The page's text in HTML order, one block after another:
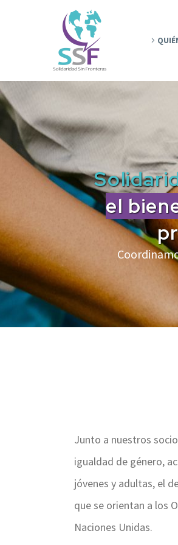
el
Junto a nuestros
igualdad de género,
jóvenes y adultas, el
que se orientan a los
Naciones Unidas.